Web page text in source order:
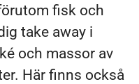
fisk och
take away i
och massor av
Här finns också